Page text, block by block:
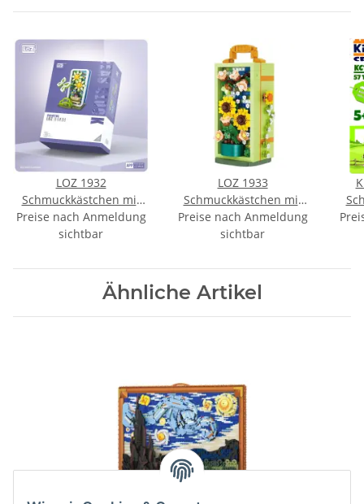
LOZ 1932
Schmuckkästchen mit
Sonnenblumen &
Schmetterling
Preise nach Anmeldung
sichtbar
LOZ 1933
Schmuckkästchen mit
Sonnenblumen
Preise nach Anmeldung
sichtbar
Ähnliche Artikel